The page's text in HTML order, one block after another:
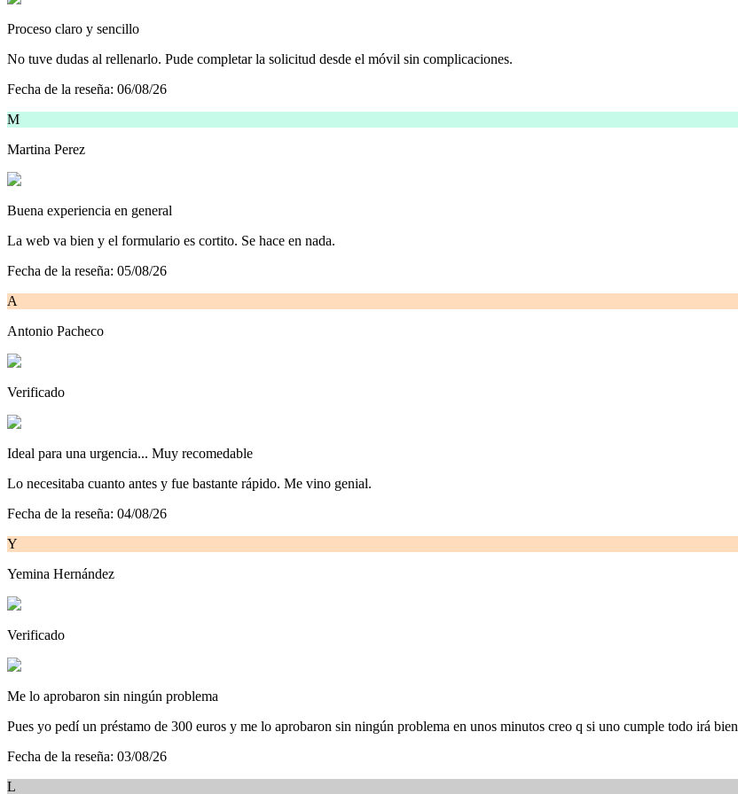
Proceso claro y sencillo
No tuve dudas al rellenarlo. Pude completar la solicitud desde el móvil sin complicaciones.
Fecha de la reseña: 06/08/26
M
Martina Perez
Buena experiencia en general
La web va bien y el formulario es cortito. Se hace en nada.
Fecha de la reseña: 05/08/26
A
Antonio Pacheco
Verificado
Ideal para una urgencia... Muy recomedable
Lo necesitaba cuanto antes y fue bastante rápido. Me vino genial.
Fecha de la reseña: 04/08/26
Y
Yemina Hernández
Verificado
Me lo aprobaron sin ningún problema
Pues yo pedí un préstamo de 300 euros y me lo aprobaron sin ningún problema en unos minutos creo q si uno cumple todo irá bien
Fecha de la reseña: 03/08/26
L